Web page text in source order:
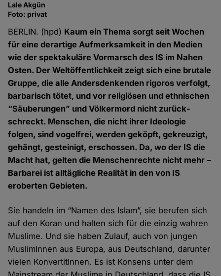
Lale Akgün
Foto: privat
BERLIN. (hpd) Kaum ein Thema sorgt seit Wochen
für eine derartige Auf­merksamkeit in den Medien
wie der spekta­kuläre Vor­marsch des IS im Nahen
Osten. Der Welt­öffent­lichkeit zeigt sich eine brutale
Gruppe, die alle Anders­denkenden rigoros verfolgt,
barbarisch tötet, und vor religiösen und ethnischen
“Säuberungen” und Völker­mord nicht zurück­
schreckt. Menschen, die nicht ihrer Ideologie
folgen, sind vogel­frei, werden geköpft, gekreuzigt,
gehängt, gesteinigt, erschossen. Da, wo der IS die
Macht hat, gelten die Menschen­rechte nicht mehr –
Barbarei ist all­tägliche Realität in den von IS
eroberten Gebieten.
Sie handeln im “Namen des Islam”, sie berufen sich
auf den Koran und halten sich für die einzig wahren
Muslime. Und sie haben Zulauf, auch von jungen
MuslimInnen aus Europa, aus Deutschland, darunter
vielen Konver­titInnen. Es ist Konsens unter dem